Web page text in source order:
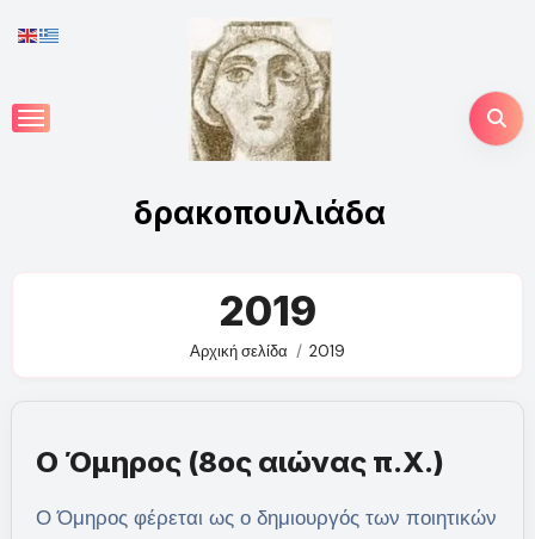
to
δρακοπουλιάδα
2019
Αρχική σελίδα 2019
Ο Όμηρος (8ος αιώνας π.Χ.)
Ο Όμηρος φέρεται ως ο δημιουργός των ποιητικών